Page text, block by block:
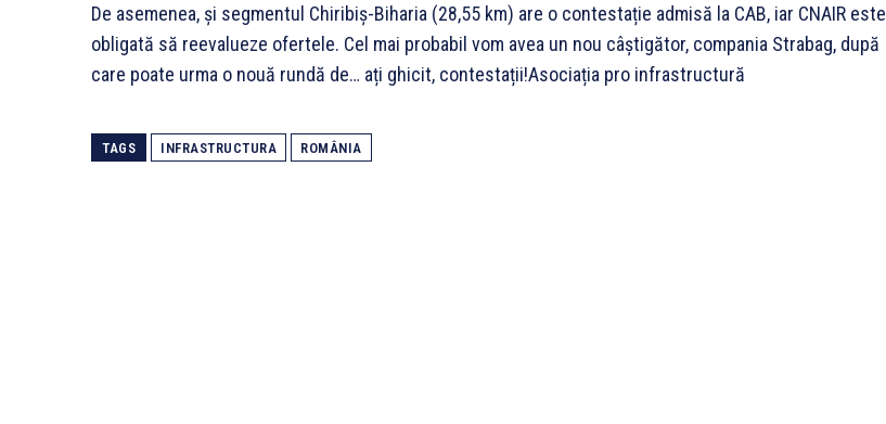
De asemenea, și segmentul Chiribiș-Biharia (28,55 km) are o contestație admisă la CAB, iar CNAIR este
obligată să reevalueze ofertele. Cel mai probabil vom avea un nou câștigător, compania Strabag, după
care poate urma o nouă rundă de… ați ghicit, contestații!Asociația pro infrastructură
TAGS INFRASTRUCTURA ROMÂNIA